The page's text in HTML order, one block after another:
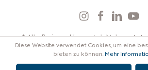
* Alle Preise exkl. gesetzl.
anders angegeben.
Diese Website verwendet Cookies, um eine
bieten zu können. Mehr